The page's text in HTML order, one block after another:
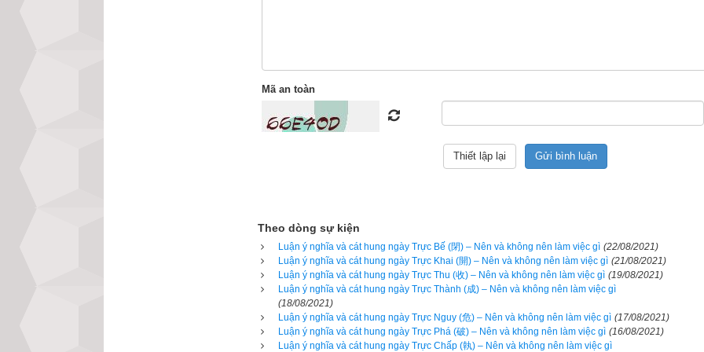
Tam hợp, Dân thời nhật đức, Thanh long, Hoàng ân; có Hung tinh gồm: Đại hao
Tháng 8 (Dậu) gồm 2 tiết khí là Bạch Lộ và Thu Phân: Trực Định vào ngày Sửu có
đức tinh, Tam hợp; có Hung tinh gồm: Đại hao
Hàn Lộ và Sương Giáng: Trực Định vào ngày Dần
đức. Mãn đức tinh, Tam hợp, Dân nhật thời đức; có Hung tinh gồm: Đại hao, Nhân
Tháng 11 (Tý) gồm 2 tiết khí là Đại Tuyết và Đông Chí : Trực Định vào ngày Thìn có
tinh, Thánh tâm, Tam hợp; có Hung tinh gồm: Đại hao
Tháng 12 (Sửu) gồm 2 tiết khí là Tiểu Hàn và Đại Hàn : Trực Định vào ngày Tỵ có
thành, Mãn đức tinh, Ngọc đường; có Hung tinh gồm: Đại hao, Cửu không, Tội chỉ.
Mã an toàn
Theo dòng sự kiện
Luận ý nghĩa và cát hung ngày Trực Bế (閉) – Nên và không nên làm việc gì (22/08/2021)
Luận ý nghĩa và cát hung ngày Trực Khai (開) – Nên và không nên làm việc gì (21/08/2021)
Luận ý nghĩa và cát hung ngày Trực Thu (收) – Nên và không nên làm việc gì (19/08/2021)
Luận ý nghĩa và cát hung ngày Trực Thành (成) – Nên và không nên làm việc gì
(18/08/2021)
Luận ý nghĩa và cát hung ngày Trực Nguy (危) – Nên và không nên làm việc gì (17/08/2021)
Luận ý nghĩa và cát hung ngày Trực Phá (破) – Nên và không nên làm việc gì (16/08/2021)
Luận ý nghĩa và cát hung ngày Trực Chấp (執) – Nên và không nên làm việc gì